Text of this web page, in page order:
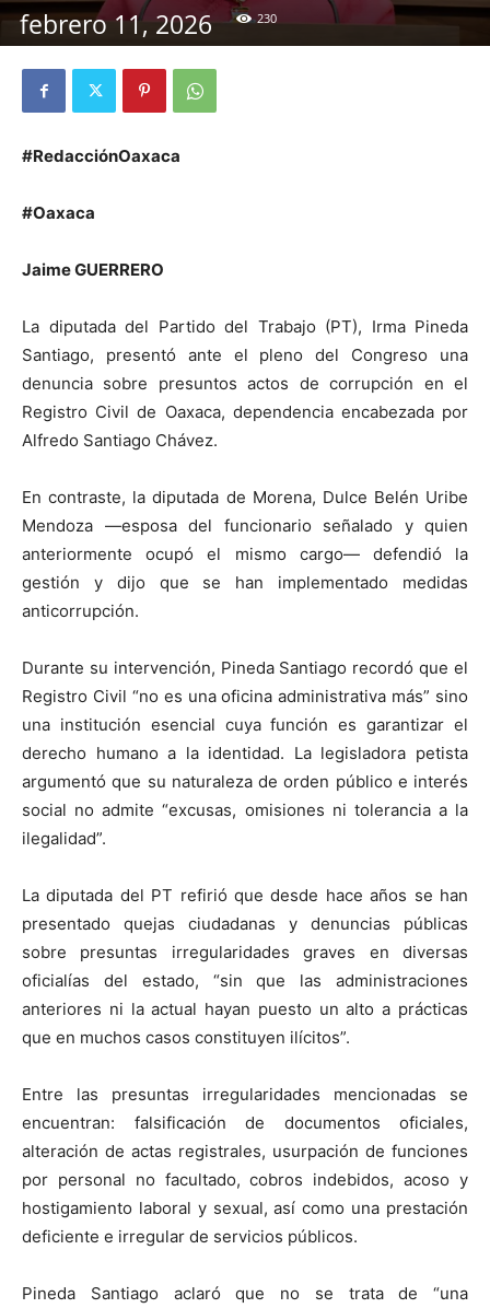
febrero 11, 2026 230
#RedacciónOaxaca
#Oaxaca
Jaime GUERRERO
La diputada del Partido del Trabajo (PT), Irma Pineda
Santiago, presentó ante el pleno del Congreso una
denuncia sobre presuntos actos de corrupción en el
Registro Civil de Oaxaca, dependencia encabezada por
Alfredo Santiago Chávez.
En contraste, la diputada de Morena, Dulce Belén Uribe
Mendoza —esposa del funcionario señalado y quien
anteriormente ocupó el mismo cargo— defendió la
gestión y dijo que se han implementado medidas
anticorrupción.
Durante su intervención, Pineda Santiago recordó que el
Registro Civil “no es una oficina administrativa más” sino
una institución esencial cuya función es garantizar el
derecho humano a la identidad. La legisladora petista
argumentó que su naturaleza de orden público e interés
social no admite “excusas, omisiones ni tolerancia a la
ilegalidad”.
La diputada del PT refirió que desde hace años se han
presentado quejas ciudadanas y denuncias públicas
sobre presuntas irregularidades graves en diversas
oficialías del estado, “sin que las administraciones
anteriores ni la actual hayan puesto un alto a prácticas
que en muchos casos constituyen ilícitos”.
Entre las presuntas irregularidades mencionadas se
encuentran: falsificación de documentos oficiales,
alteración de actas registrales, usurpación de funciones
por personal no facultado, cobros indebidos, acoso y
hostigamiento laboral y sexual, así como una prestación
deficiente e irregular de servicios públicos.
Pineda Santiago aclaró que no se trata de “una